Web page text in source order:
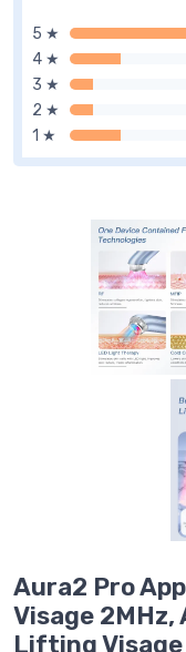
5 ★
4 ★
3 ★
2 ★
1 ★
Aura2 Pro
Visage
Lifting